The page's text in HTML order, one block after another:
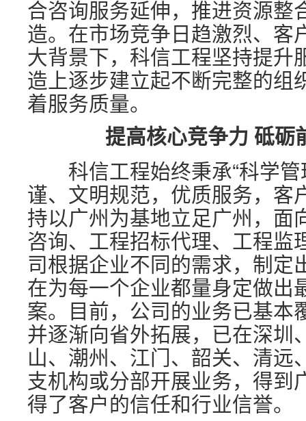
合咨询服务延伸，推进资源整
造。在市场竞争日趋激烈、客
大背景下，科信工程坚持提升
造上逐步建立起不断完整的组
着服务质量。
提高核心竞争力 砥砺
科信工程始终秉承“科学管
谨、文明规范，优质服务，客
持以广州为基地立足广州，面
咨询、工程招标代理、工程监
司根据企业不同的需求，制定
在为每一个企业都量身定做出
案。目前，公司的业务已基本
并逐渐向省外拓展，已在深圳
山、潮州、江门、韶关、清远
支机构或分部开展业务，得到
得了客户的信任和行业信誉。